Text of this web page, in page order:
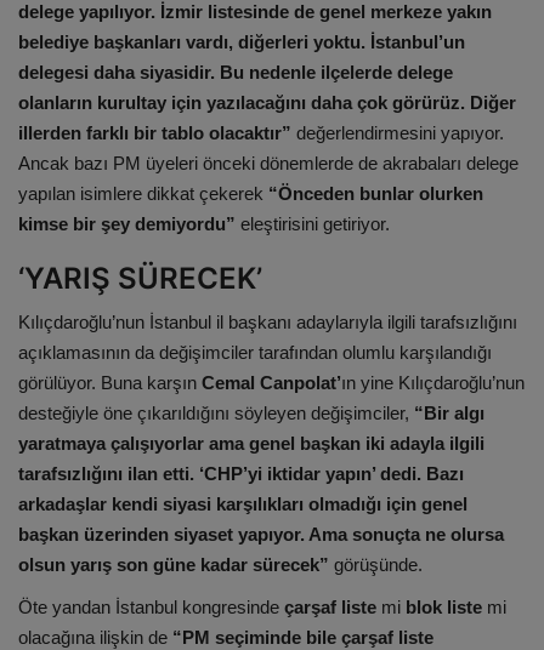
delege yapılıyor. İzmir listesinde de genel merkeze yakın
belediye başkanları vardı, diğerleri yoktu. İstanbul’un
delegesi daha siyasidir. Bu nedenle ilçelerde delege
olanların kurultay için yazılacağını daha çok görürüz. Diğer
illerden farklı bir tablo olacaktır” değerlendirmesini yapıyor.
Ancak bazı PM üyeleri önceki dönemlerde de akrabaları delege
yapılan isimlere dikkat çekerek “Önceden bunlar olurken
kimse bir şey demiyordu” eleştirisini getiriyor.
‘YARIŞ SÜRECEK’
Kılıçdaroğlu’nun İstanbul il başkanı adaylarıyla ilgili tarafsızlığını
açıklamasının da değişimciler tarafından olumlu karşılandığı
görülüyor. Buna karşın Cemal Canpolat’ın yine Kılıçdaroğlu’nun
desteğiyle öne çıkarıldığını söyleyen değişimciler, “Bir algı
yaratmaya çalışıyorlar ama genel başkan iki adayla ilgili
tarafsızlığını ilan etti. ‘CHP’yi iktidar yapın’ dedi. Bazı
arkadaşlar kendi siyasi karşılıkları olmadığı için genel
başkan üzerinden siyaset yapıyor. Ama sonuçta ne olursa
olsun yarış son güne kadar sürecek” görüşünde.
Öte yandan İstanbul kongresinde çarşaf liste mi blok liste mi
olacağına ilişkin de “PM seçiminde bile çarşaf liste